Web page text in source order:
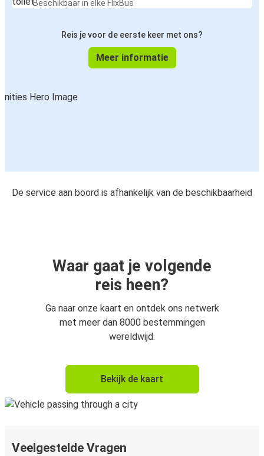
Beschikbaar in elke FlixBus
Reis je voor de eerste keer met ons?
Meer informatie
De service aan boord is afhankelijk van de beschikbaarheid
Waar gaat je volgende
reis heen?
Ga naar onze kaart en ontdek ons netwerk
met meer dan 8000 bestemmingen
wereldwijd.
Bekijk de kaart
Veelgestelde Vragen